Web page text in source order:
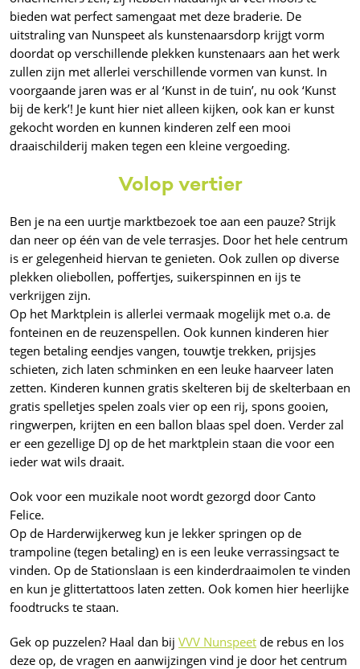
bieden wat perfect samengaat met deze braderie. De
uitstraling van Nunspeet als kunstenaarsdorp krijgt vorm
doordat op verschillende plekken kunstenaars aan het werk
zullen zijn met allerlei verschillende vormen van kunst. In
voorgaande jaren was er al ‘Kunst in de tuin’, nu ook ‘Kunst
bij de kerk’! Je kunt hier niet alleen kijken, ook kan er kunst
gekocht worden en kunnen kinderen zelf een mooi
draaischilderij maken tegen een kleine vergoeding.
Volop vertier
Ben je na een uurtje marktbezoek toe aan een pauze? Strijk
dan neer op één van de vele terrasjes. Door het hele centrum
is er gelegenheid hiervan te genieten. Ook zullen op diverse
plekken oliebollen, poffertjes, suikerspinnen en ijs te
verkrijgen zijn.
Op het Marktplein is allerlei vermaak mogelijk met o.a. de
fonteinen en de reuzenspellen. Ook kunnen kinderen hier
tegen betaling eendjes vangen, touwtje trekken, prijsjes
schieten, zich laten schminken en een leuke haarveer laten
zetten. Kinderen kunnen gratis skelteren bij de skelterbaan en
gratis spelletjes spelen zoals vier op een rij, spons gooien,
ringwerpen, krijten en een ballon blaas spel doen. Verder zal
er een gezellige DJ op de het marktplein staan die voor een
ieder wat wils draait.
Ook voor een muzikale noot wordt gezorgd door Canto
Felice.
Op de Harderwijkerweg kun je lekker springen op de
trampoline (tegen betaling) en is een leuke verrassingsact te
vinden. Op de Stationslaan is een kinderdraaimolen te vinden
en kun je glittertattoos laten zetten. Ook komen hier heerlijke
foodtrucks te staan.
Gek op puzzelen? Haal dan bij VVV Nunspeet de rebus en los
deze op, de vragen en aanwijzingen vind je door het centrum